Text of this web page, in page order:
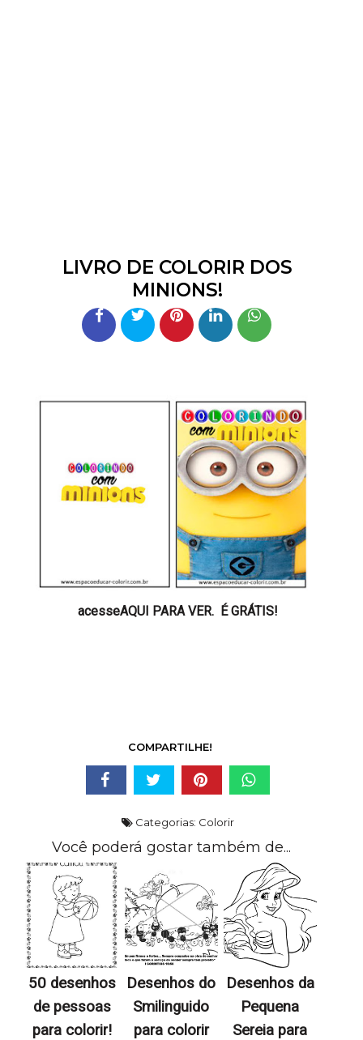
LIVRO DE COLORIR DOS
MINIONS!
acesseAQUI PARA VER. É GRÁTIS!
COMPARTILHE!
Categorias: Colorir
Você poderá gostar também de...
50 desenhos
de pessoas
para colorir!
Desenhos do
Smilinguido
para colorir
Desenhos da
Pequena
Sereia para